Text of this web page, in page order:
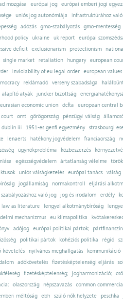
mozgása
európai jog európai emberi jogi
uniós jog autonómiája
infrastruktúrához
adózás gmo-szabályozás gmo-mentesség
policy
ukraine uk report
európai
deficit exclusionarism protectionism
single market retaliation hungary
european
inviolability of eu legal order
european values
reklámadó verseny szabadsága
alapító atyák juncker bizottság
eurasian economic union dcfta
european central
omt görögország pénzügyi válság
dublin iii 1951-es genfi egyezmény
strasbourgi
lenaerts hatékony jogvédelem franciaország
ügynökprobléma közbeszerzés
egészségvédelem ártatlanság vélelme
uniós válságkezelés európai tanács válság
jogállamiság normakontroll
eljárási
szabályozáshoz való jog jog és irodalom erdély
law as literature lengyel alkotmánybíróság
mechanizmus
eu klímapolitika
adójog európai politikai pártok;
politikai pártok kohéziós politika régió
követelés nyilvános meghallgatás
kommunikáció
adókövetelés fizetésképtelenségi eljárás
fizetésképtelenség; jogharmonizáció;
olaszország népszavazás common
méltóság ebh szülő nők helyzete peschka